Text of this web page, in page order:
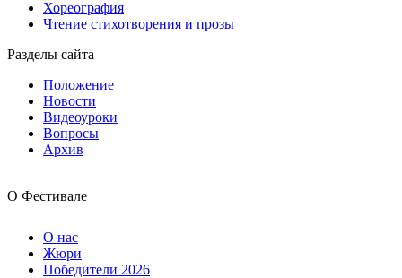
Хореография
Чтение стихотворения и прозы
Разделы сайта
Положение
Новости
Видеоуроки
Вопросы
Архив
О Фестивале
О нас
Жюри
Победители 2026